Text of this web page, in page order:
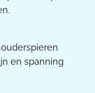
en spanning